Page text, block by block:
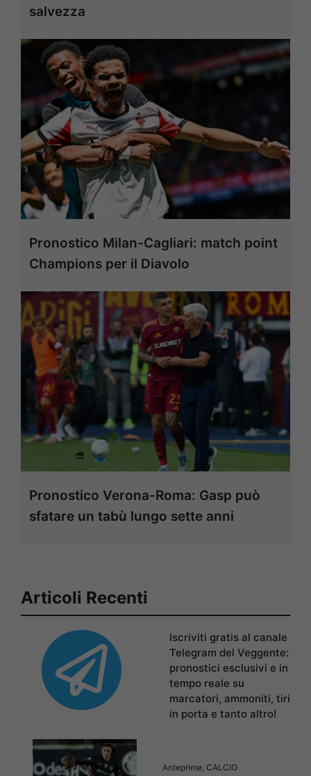
salvezza
Pronostico Milan-Cagliari: match point
Champions per il Diavolo
Pronostico Verona-Roma: Gasp può
sfatare un tabù lungo sette anni
Articoli Recenti
Iscriviti gratis al canale
Telegram del Veggente:
pronostici esclusivi e in
tempo reale su
marcatori, ammoniti, tiri
in porta e tanto altro!
Anteprime, CALCIO